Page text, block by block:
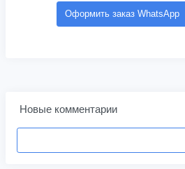
Оформить заказ WhatsApp
Новые комментарии